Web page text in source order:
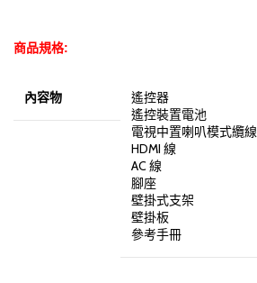
商品規格:
內容物
遙控器
遙控裝置電池
電視中置喇叭模式纜線
HDMI 線
AC 線
腳座
壁掛式支架
壁掛板
參考手冊